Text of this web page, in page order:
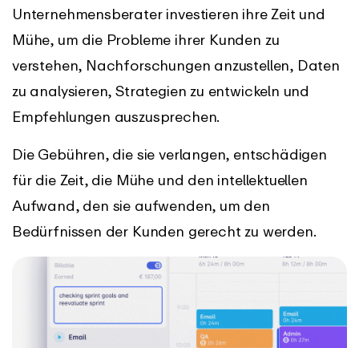
Unternehmensberater investieren ihre Zeit und
Mühe, um die Probleme ihrer Kunden zu
verstehen, Nachforschungen anzustellen, Daten
zu analysieren, Strategien zu entwickeln und
Empfehlungen auszusprechen.
Die Gebühren, die sie verlangen, entschädigen
für die Zeit, die Mühe und den intellektuellen
Aufwand, den sie aufwenden, um den
Bedürfnissen der Kunden gerecht zu werden.